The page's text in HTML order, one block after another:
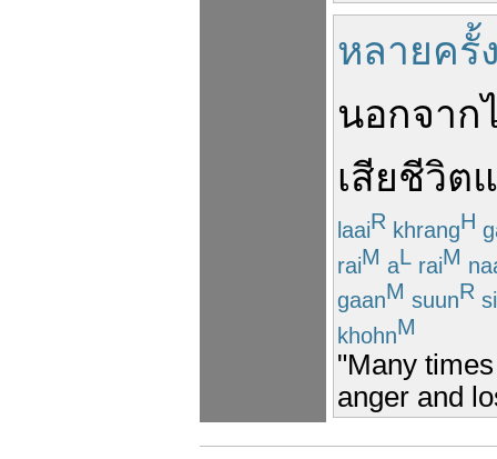
หลายครั้
นอกจาก
เสียชีวิต
laaiR khrangH
raiM aL raiM
gaanM suunR
khohnM
"Many
anger and